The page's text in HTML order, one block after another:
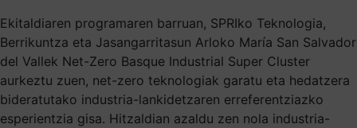
Ekitaldiaren programaren barruan, SPRIko Teknologia,
Berrikuntza eta Jasangarritasun Arloko María San Salvador
del Vallek Net-Zero Basque Industrial Super Cluster
aurkeztu zuen, net-zero teknologiak garatu eta hedatzera
bideratutako industria-lankidetzaren erreferentziazko
esperientzia gisa. Hitzaldian azaldu zen nola industria-